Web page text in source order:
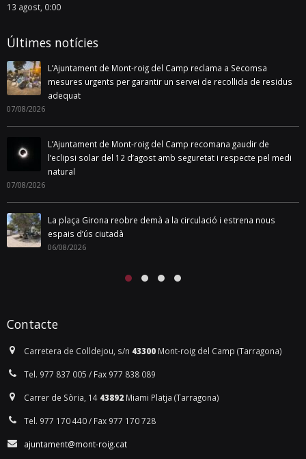
13 agost, 0:00
Últimes notícies
La Festa de les Pobles torna amb tres dies de música, tradició i
cultura
06/08/2026
L’Ajuntament treu a licitació el servei de bar restaurant del Casal
d’Avis i Polivalent de Miami Platja
05/08/2026
per la gran participació ciutadana
04/08/2026
Contacte
Carretera de Colldejou, s/n 43300 Mont-roig del Camp (Tarragona)
Tel. 977 837 005 / Fax 977 838 089
Carrer de Sòria, 14 43892 Miami Platja (Tarragona)
Tel. 977 170 440 / Fax 977 170 728
ajuntament@mont-roig.cat